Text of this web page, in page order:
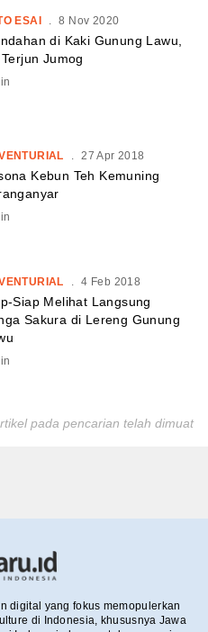
ESAI . 8 Nov 2020
di Kaki Gunung Lawu,
Jumog
. 27 Apr 2018
Kebun Teh Kemuning
. 4 Feb 2018
Siap Melihat Langsung
Sakura di Lereng Gunung
pada pencarian telah dimuat
digital yang fokus memopulerkan
di Indonesia, khususnya Jawa